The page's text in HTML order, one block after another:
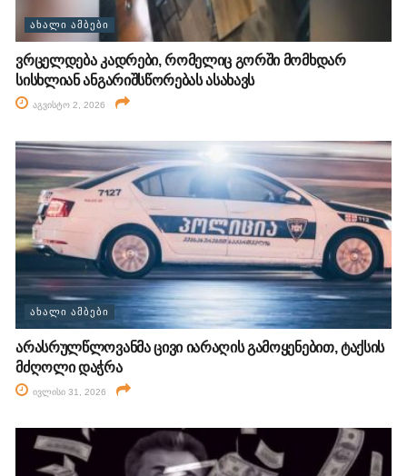
ᲐᲮᲐᲚᲘ ᲐᲛᲑᲔᲑᲘ
ვრცელდება კადრები, რომელიც გორში მომხდარ
სისხლიან ანგარიშსწორებას ასახავს
აგვისტო 2, 2026
ᲐᲮᲐᲚᲘ ᲐᲛᲑᲔᲑᲘ
არასრულწლოვანმა ცივი იარაღის გამოყენებით, ტაქსის
მძღოლი დაჭრა
ივლისი 31, 2026